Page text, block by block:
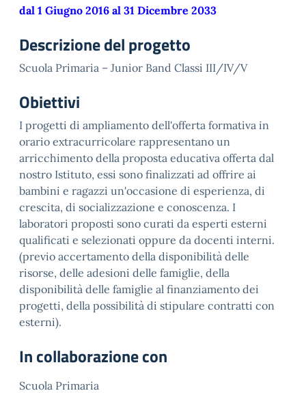
dal 1 Giugno 2016 al 31 Dicembre 2033
Descrizione del progetto
Scuola Primaria – Junior Band Classi III/IV/V
Obiettivi
I progetti di ampliamento dell'offerta formativa in
orario extracurricolare rappresentano un
arricchimento della proposta educativa offerta dal
nostro Istituto, essi sono finalizzati ad offrire ai
bambini e ragazzi un'occasione di esperienza, di
crescita, di socializzazione e conoscenza. I
laboratori proposti sono curati da esperti esterni
qualificati e selezionati oppure da docenti interni.
(previo accertamento della disponibilità delle
risorse, delle adesioni delle famiglie, della
disponibilità delle famiglie al finanziamento dei
progetti, della possibilità di stipulare contratti con
esterni).
In collaborazione con
Scuola Primaria